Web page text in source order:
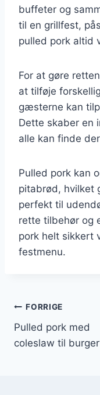
buffeter og
til en grillfest,
pulled pork
For at gøre
at tilføje
gæsterne kan
Dette skaber en
alle kan finde
Pulled pork kan
pitabrød, hvilket
perfekt til
rette tilbehør og
pork helt sikkert
festmenu.
FORRIGE
Pulled pork med
coleslaw til